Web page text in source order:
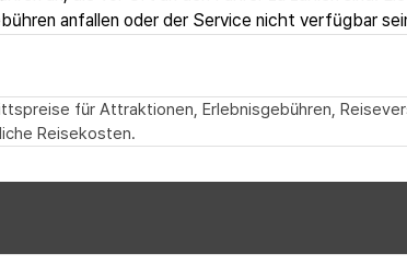
anfallen oder der Service nicht verfügbar
für Attraktionen, Erlebnisgebühren,
Reisekosten.